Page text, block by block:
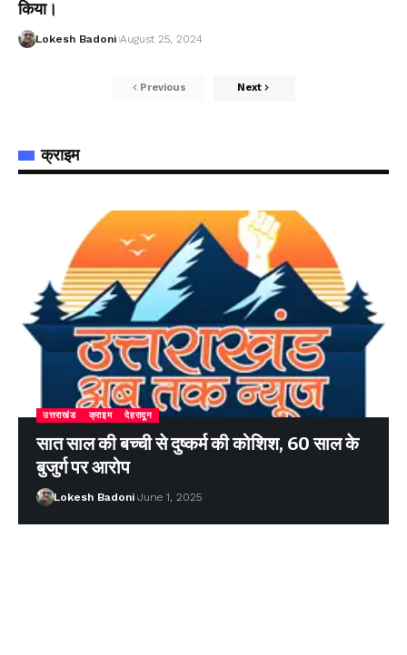
किया।
Lokesh Badoni August 25, 2024
Previous Next
क्राइम
उत्तराखंड क्राइम देहरादून
सात साल की बच्ची से दुष्कर्म की कोशिश, 60 साल के
बुजुर्ग पर आरोप
Lokesh Badoni June 1, 2025